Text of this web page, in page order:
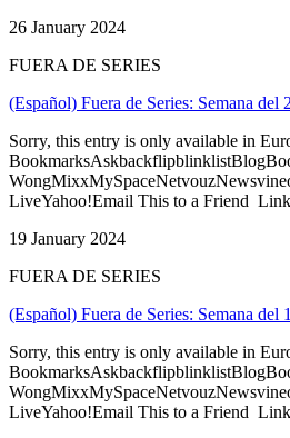
26 January 2024
FUERA DE SERIES
(Español) Fuera de Series: Semana
Sorry, this entry is only available in
LiveYahoo!Email This to a Friend
19 January 2024
FUERA DE SERIES
(Español) Fuera de Series: Semana del
Sorry, this entry is only available in
LiveYahoo!Email This to a Friend